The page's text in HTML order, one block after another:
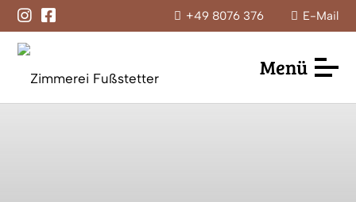
+49 8076 376 E-Mail
Menü